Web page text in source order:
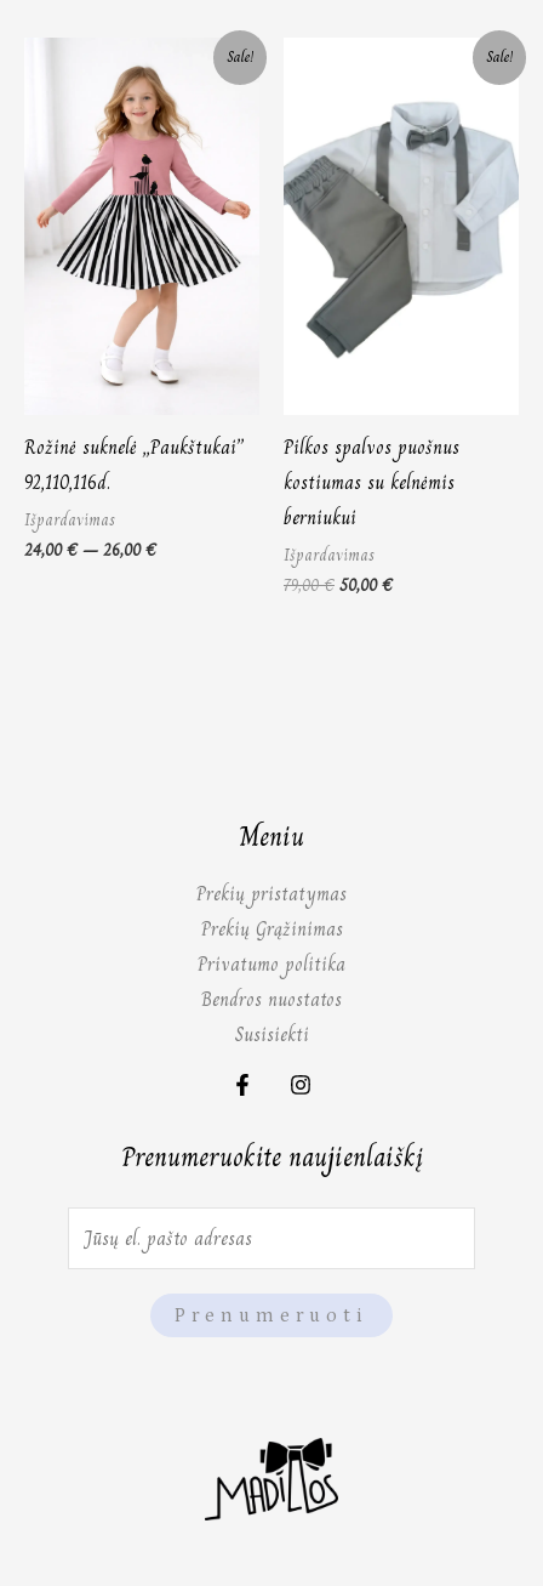
Sale!
Rožinė suknelė „Paukštukai”
92,110,116d.
Išpardavimas
24,00€–26,00€
range:
24,00 €
through
26,00 €
Sale!
Pilkos spalvos puošnus
kostiumas su kelnėmis
berniukui
Išpardavimas
79,00€
79,00 €.
50,00€
50,00 €.
Meniu
Prekių pristatymas
Prekių Grąžinimas
Privatumo politika
Bendros nuostatos
Susisiekti
Prenumeruokite naujienlaiškį
Prenumeruoti